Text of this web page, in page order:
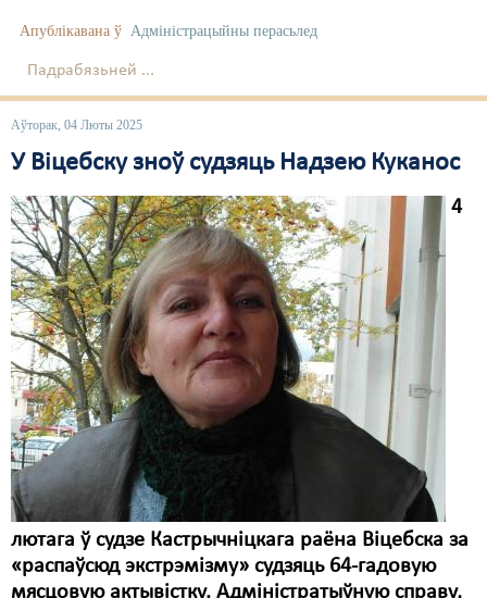
Апублікавана ў Адміністрацыйны перасьлед
Падрабязьней ...
Аўторак, 04 Люты 2025
У Віцебску зноў судзяць Надзею Куканос
4
лютага ў судзе Кастрычніцкага раёна Віцебска за
«распаўсюд экстрэмізму» судзяць 64-гадовую
мясцовую актывістку. Адміністратыўную справу,